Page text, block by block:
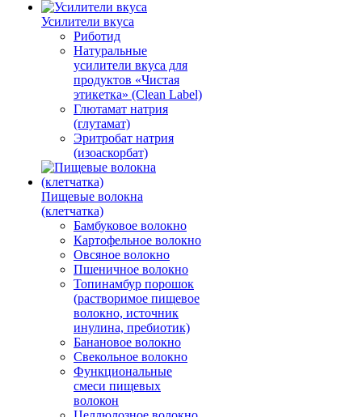
Усилители вкуса
Риботид
Натуральные
усилители вкуса для
продуктов «Чистая
этикетка» (Clean Label)
Глютамат натрия
(глутамат)
Эритробат натрия
(изоаскорбат)
Пищевые волокна
(клетчатка)
Бамбуковое волокно
Картофельное волокно
Овсяное волокно
Пшеничное волокно
Топинамбур порошок
(растворимое пищевое
волокно, источник
инулина, пребиотик)
Банановое волокно
Свекольное волокно
Функциональные
смеси пищевых
волокон